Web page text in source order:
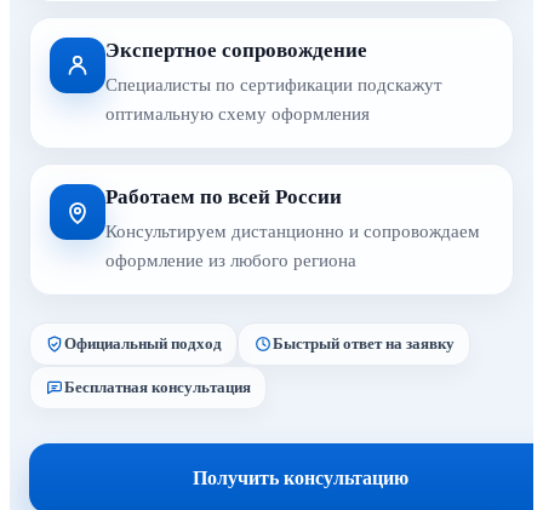
Экспертное сопровождение
Специалисты по сертификации подскажут
оптимальную схему оформления
Работаем по всей России
Консультируем дистанционно и сопровождаем
оформление из любого региона
Официальный подход Быстрый ответ на заявку
Бесплатная консультация
Получить консультацию